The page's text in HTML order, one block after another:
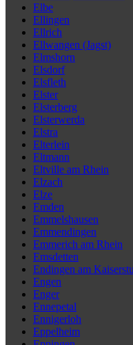
Elbe
Ellingen
Ellrich
Ellwangen (Jagst)
Elmshorn
Elsdorf
Elsfleth
Elster
Elsterberg
Elsterwerda
Elstra
Elterlein
Eltmann
Eltville am Rhein
Elzach
Elze
Emden
Emmelshausen
Emmendingen
Emmerich am Rhein
Emsdetten
Endingen am
Engen
Enger
Ennepetal
Ennigerloh
Eppelheim